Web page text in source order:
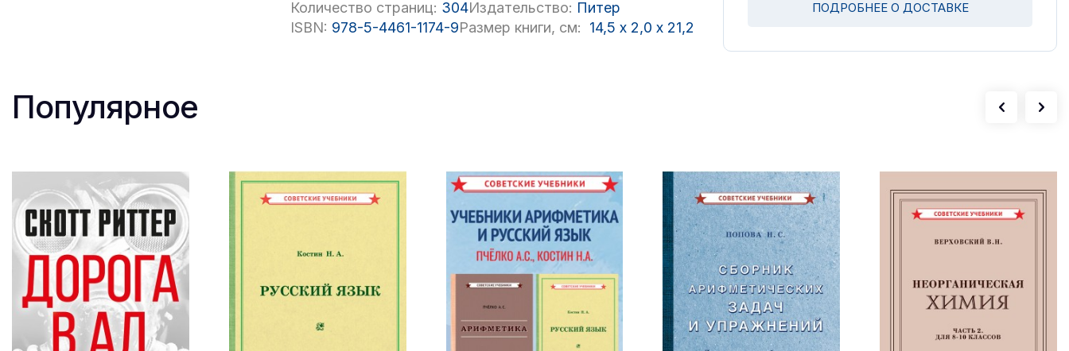
Количество страниц: 304Издательство: Питер
ISBN: 978-5-4461-1174-9Размер книги, см: 14,5 x 2,0 x 21,2
ПОДРОБНЕЕ О ДОСТАВКЕ
Популярное